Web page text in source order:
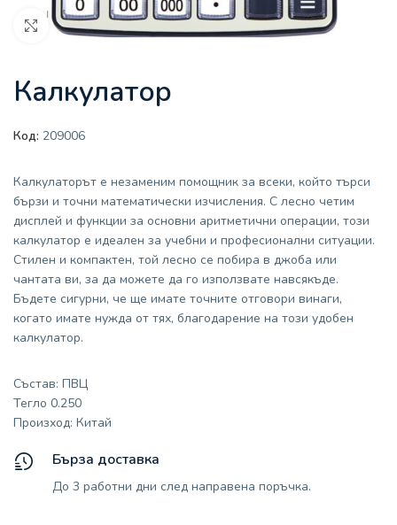
Увеличи
Калкулатор
Код: 209006
Калкулаторът е незаменим помощник за всеки, който търси
бързи и точни математически изчисления. С лесно четим
дисплей и функции за основни аритметични операции, този
калкулатор е идеален за учебни и професионални ситуации.
Стилен и компактен, той лесно се побира в джоба или
чантата ви, за да можете да го използвате навсякъде.
Бъдете сигурни, че ще имате точните отговори винаги,
когато имате нужда от тях, благодарение на този удобен
калкулатор.
Състав: ПВЦ
Тегло 0.250
Произход: Китай
Бърза доставка
До 3 работни дни след направена поръчка.